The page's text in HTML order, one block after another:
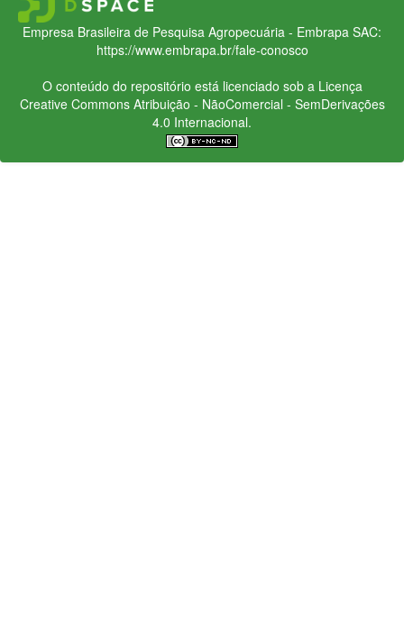
Empresa Brasileira de Pesquisa Agropecuária - Embrapa SAC:
https://www.embrapa.br/fale-conosco
O conteúdo do repositório está licenciado sob a Licença
Creative CommonsAtribuição - NãoComercial - SemDerivações
4.0 Internacional.